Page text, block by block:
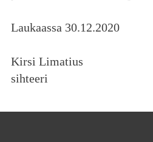
Laukaassa 30.12.2020
Kirsi Limatius
sihteeri